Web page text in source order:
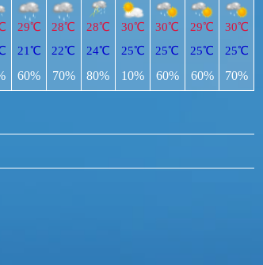
29℃
21℃
60%
28℃
22℃
70%
28℃
24℃
80%
30℃
25℃
10%
30℃
25℃
60%
29℃
25℃
60%
30℃
25℃
70%